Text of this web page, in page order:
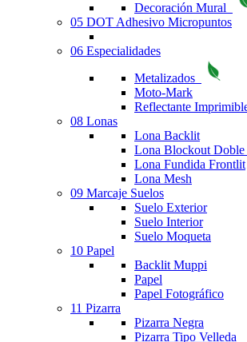
Decoración Mural
05 DOT Adhesivo Micropuntos
06 Especialidades
Metalizados
Moto-Mark
Reflectante
08 Lonas
Lona Backlit
Lona Blockout Doble
Lona Fundida Frontlit
Lona Mesh
09 Marcaje Suelos
Suelo Exterior
Suelo Interior
Suelo Moqueta
10 Papel
Backlit Muppi
Papel
Papel Fotográfico
11 Pizarra
Pizarra Negra
Pizarra Tipo Velleda